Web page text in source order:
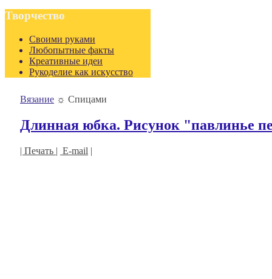
Творчество
Своими руками
Любопытные факты
Креативные идеи
Рукоделие как искусство
Вязание ☼ Спицами
Длинная юбка. Рисунок "павлинье
| Печать | E-mail |